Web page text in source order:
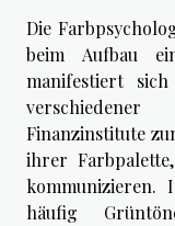
Die
beim Aufbau
manifestiert
Finanzinstitute
ihrer
kommunizieren.
häufig